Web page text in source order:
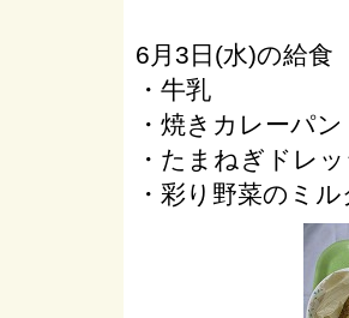
6月3日(水)の給食
・牛乳
・焼きカレーパン
・たまねぎドレ
・彩り野菜のミ